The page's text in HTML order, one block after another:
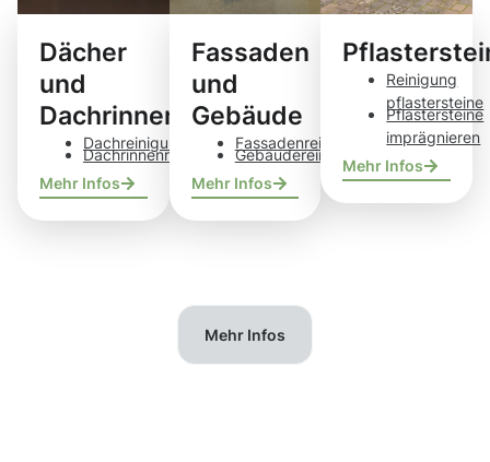
Dächer
und
Dachrinnen
Dachreinigung
Dachrinnenreinigung
Mehr Infos
Fassaden
und
Gebäude
Fassadenreinigung
Gebäudereinigung
Mehr Infos
Reinigung
pflastersteine
Pflastersteine
imprägnieren
Mehr Infos
Mehr Infos